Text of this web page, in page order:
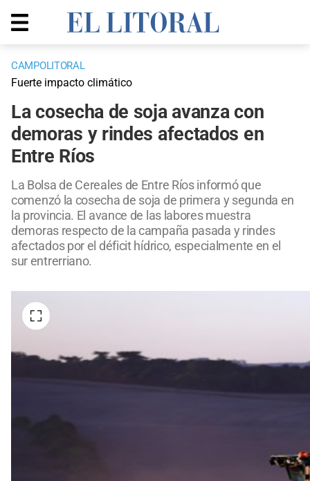
CAMPOLITORAL
Fuerte impacto climático
La cosecha de soja avanza con
demoras y rindes afectados en
Entre Ríos
La Bolsa de Cereales de Entre Ríos informó que
comenzó la cosecha de soja de primera y segunda en
la provincia. El avance de las labores muestra
demoras respecto de la campaña pasada y rindes
afectados por el déficit hídrico, especialmente en el
sur entrerriano.